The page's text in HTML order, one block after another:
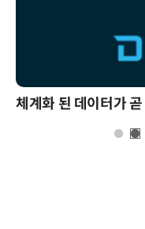
체계화 된 데이터가